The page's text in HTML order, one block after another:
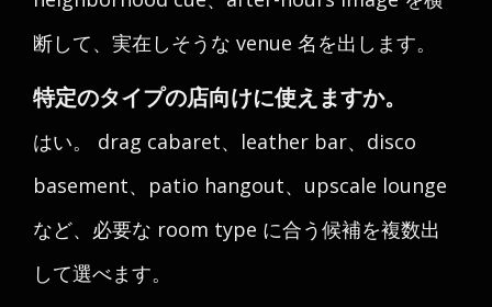
断して、実在しそうな venue 名を出します。
特定のタイプの店向けに使えますか。
はい。 drag cabaret、leather bar、disco
basement、patio hangout、upscale lounge
など、必要な room type に合う候補を複数出
して選べます。